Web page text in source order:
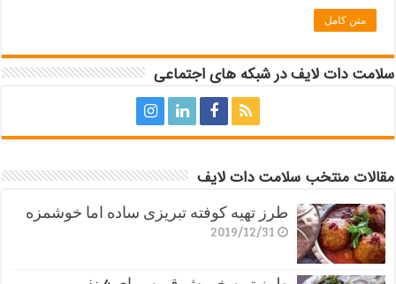
متن کامل
سلامت دات لایف در شبکه های اجتماعی
مقالات منتخب سلامت دات لایف
طرز تهیه کوفته تبریزی ساده اما خوشمزه
2019/12/31